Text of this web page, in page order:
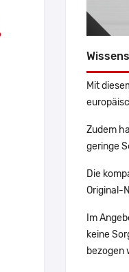
Mit
Zudem
geringe
Die
Original-
Im
keine
bezogen